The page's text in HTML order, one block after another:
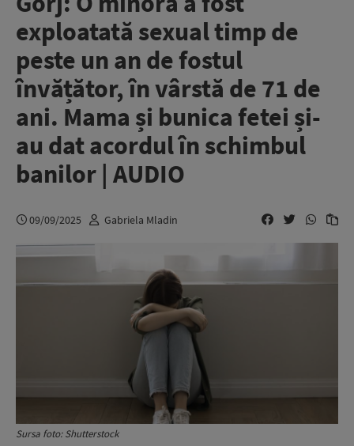
exploatată sexual timp de
peste un an de fostul
învățător, în vârstă de 71 de
ani. Mama și bunica fetei și-
au dat acordul în schimbul
banilor | AUDIO
09/09/2025 Gabriela Mladin
Sursa foto: Shutterstock